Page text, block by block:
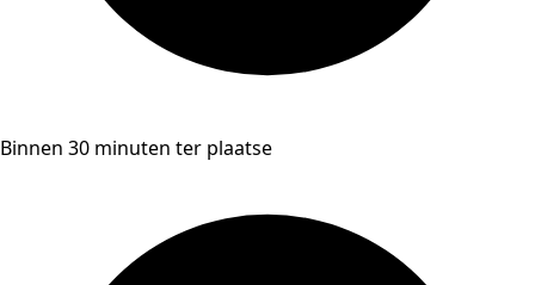
Binnen 30 minuten ter plaatse